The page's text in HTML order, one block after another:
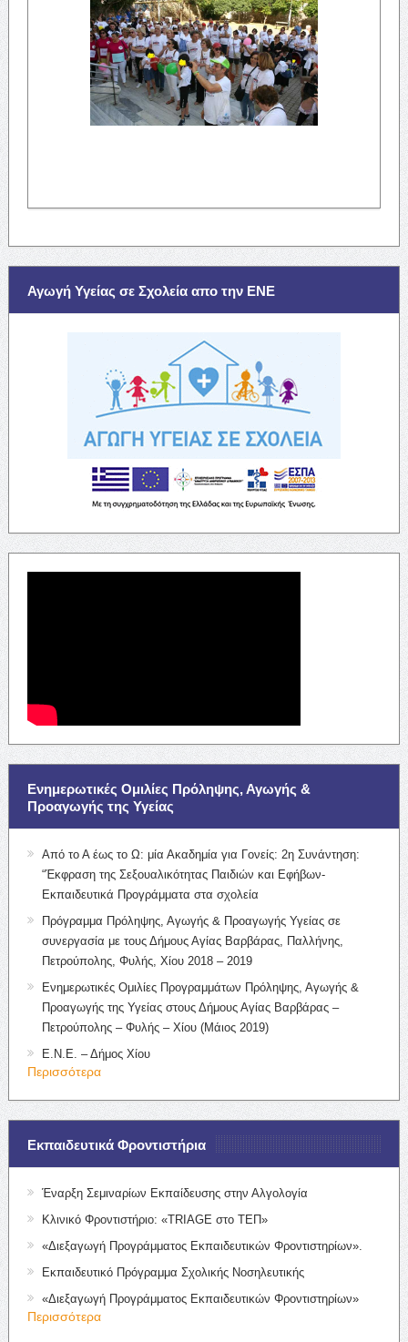
Αγωγή Υγείας σε Σχολεία απο την ΕΝΕ
Ενημερωτικές Ομιλίες Πρόληψης, Αγωγής &
Προαγωγής της Υγείας
Από το Α έως το Ω: μία Ακαδημία για Γονείς: 2η Συνάντηση:
“Έκφραση της Σεξουαλικότητας Παιδιών και Εφήβων-
Εκπαιδευτικά Προγράμματα στα σχολεία
Πρόγραμμα Πρόληψης, Αγωγής & Προαγωγής Υγείας σε
συνεργασία με τους Δήμους Αγίας Βαρβάρας, Παλλήνης,
Πετρούπολης, Φυλής, Χίου 2018 – 2019
Ενημερωτικές Ομιλίες Προγραμμάτων Πρόληψης, Αγωγής &
Προαγωγής της Υγείας στους Δήμους Αγίας Βαρβάρας –
Πετρούπολης – Φυλής – Χίου (Μάιος 2019)
Ε.Ν.Ε. – Δήμος Χίου
Περισσότερα
Εκπαιδευτικά Φροντιστήρια
Έναρξη Σεμιναρίων Εκπαίδευσης στην Αλγολογία
Κλινικό Φροντιστήριο: «TRIAGE στο ΤΕΠ»
«Διεξαγωγή Προγράμματος Εκπαιδευτικών Φροντιστηρίων».
Εκπαιδευτικό Πρόγραμμα Σχολικής Νοσηλευτικής
«Διεξαγωγή Προγράμματος Εκπαιδευτικών Φροντιστηρίων»
Περισσότερα